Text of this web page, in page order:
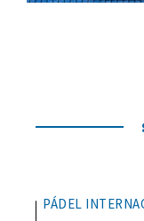
PÁDEL